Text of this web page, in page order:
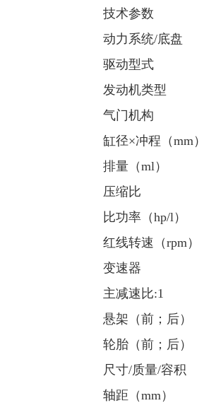
技术参数
动力系统/底盘
驱动型式
发动机类型
气门机构
缸径×冲程（mm）
排量（ml）
压缩比
比功率（hp/l）
红线转速（rpm）
变速器
主减速比:1
悬架（前；后）
轮胎（前；后）
尺寸/质量/容积
轴距（mm）